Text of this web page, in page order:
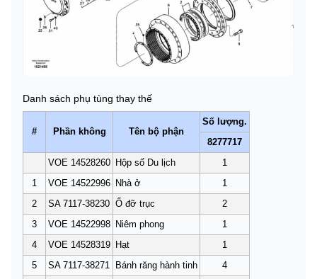
Danh sách phụ tùng thay thế
# Phần không Tên bộ phận
Số lượng.
8277717
VOE 14528260 Hộp số Du lịch
1
1
VOE 14522996 Nhà ở
1
2
SA 7117-38230 Ổ đỡ trục
2
3
VOE 14522998 Niêm phong
1
4
VOE 14528319 Hạt
1
5
SA 7117-38271 Bánh răng hành tinh 4